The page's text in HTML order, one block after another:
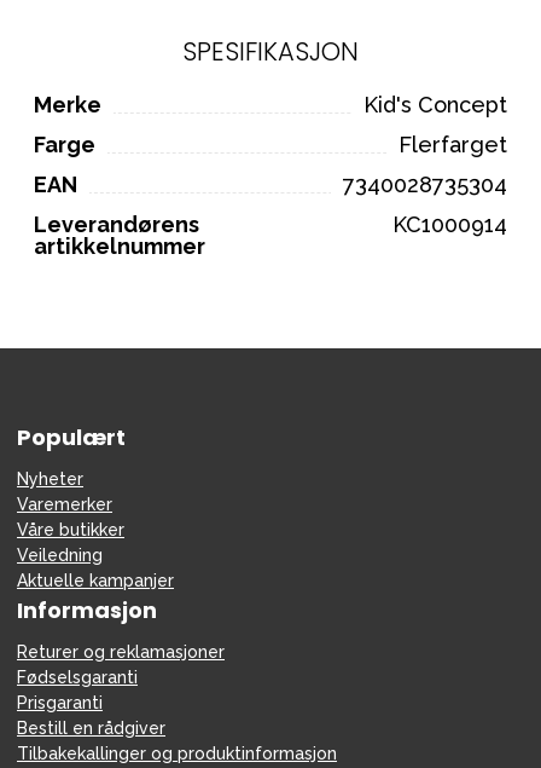
SPESIFIKASJON
Merke
Kid's Concept
Farge
Flerfarget
EAN
7340028735304
Leverandørens
artikkelnummer
KC1000914
Populært
Nyheter
Varemerker
Våre butikker
Veiledning
Aktuelle kampanjer
Informasjon
Returer og reklamasjoner
Fødselsgaranti
Prisgaranti
Bestill en rådgiver
Tilbakekallinger og produktinformasjon